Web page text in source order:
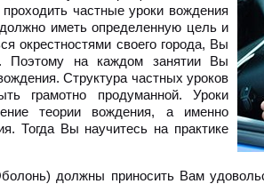
частные уроки вождения
иметь определенную цель и
окрестностями своего города, Вы
Поэтому на каждом занятии Вы
Структура частных уроков
грамотно продуманной. Уроки
теории вождения, а именно
Тогда Вы научитесь на практике
должны приносить Вам